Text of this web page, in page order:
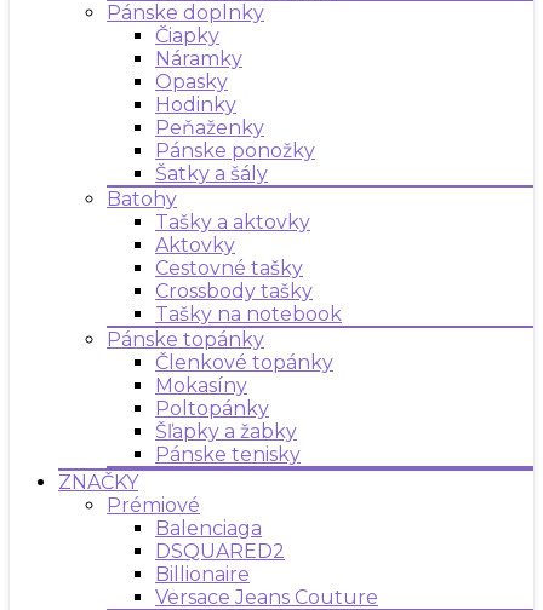
Pánske doplnky
Čiapky
Náramky
Opasky
Hodinky
Peňaženky
Pánske ponožky
Šatky a šály
Batohy
Tašky a aktovky
Aktovky
Cestovné tašky
Crossbody tašky
Tašky na notebook
Pánske topánky
Členkové topánky
Mokasíny
Poltopánky
Šľapky a žabky
Pánske tenisky
ZNAČKY
Prémiové
Balenciaga
DSQUARED2
Billionaire
Versace Jeans Couture